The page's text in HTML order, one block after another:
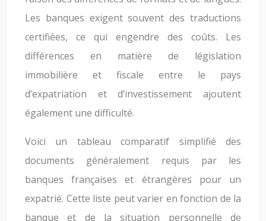
Les banques exigent souvent des traductions
certifiées, ce qui engendre des coûts. Les
différences en matière de législation
immobilière et fiscale entre le pays
d’expatriation et d’investissement ajoutent
également une difficulté.
Voici un tableau comparatif simplifié des
documents généralement requis par les
banques françaises et étrangères pour un
expatrié. Cette liste peut varier en fonction de la
banque et de la situation personnelle de